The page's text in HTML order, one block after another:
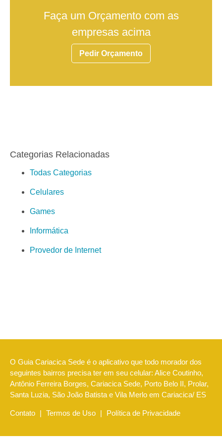
Faça um Orçamento com as
empresas acima
Pedir Orçamento
Categorias Relacionadas
Todas Categorias
Celulares
Games
Informática
Provedor de Internet
O Guia Cariacica Sede é o aplicativo que todo morador dos
seguintes bairros precisa ter em seu celular: Alice Coutinho,
Antônio Ferreira Borges, Cariacica Sede, Porto Belo II, Prolar,
Santa Luzia, São João Batista e Vila Merlo em Cariacica/ ES
Contato | Termos de Uso | Política de Privacidade